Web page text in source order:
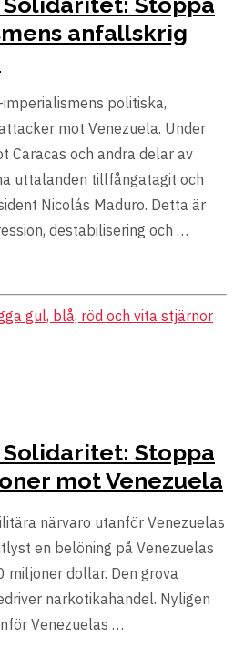
anfallskrig
politiska,
mot Venezuela. Under
Caracas och andra delar av
uttalanden tillfångatagit och
Nicolás Maduro. Detta är
destabilisering och …
Stoppa
mot Venezuela
närvaro utanför Venezuelas
en belöning på Venezuelas
dollar. Den grova
narkotikahandel. Nyligen
Venezuelas …